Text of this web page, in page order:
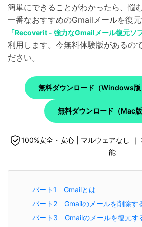
簡単にできることがわかったら、悩
一番なおすすめのGmailメールを復
「Recoverit - 強力なGmailメール復元ソ
利用します。今無料体験版があるの
ださい。
無料ダウンロード（Windows版
無料ダウンロード（Mac版
100%安全・安心 | マルウェアなし
能
パート1 Gmailとは
パート2 Gmailのメールを削除す
パート3 Gmailのメールを復元す